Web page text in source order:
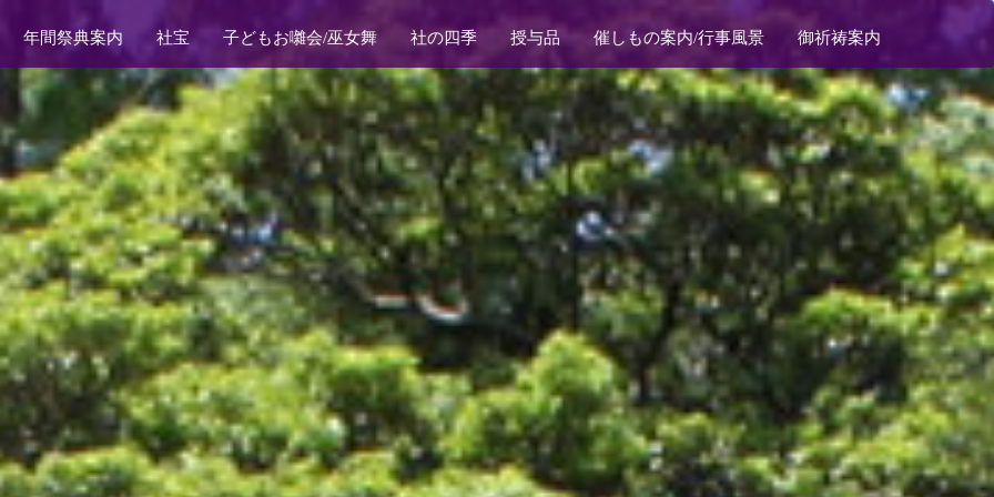
年間祭典案内 社宝 子どもお囃会/巫女舞 社の四季 授与品 催しもの案内/行事風景 御祈祷案内